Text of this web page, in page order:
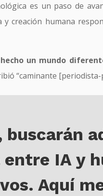
es un paso de
y creación humana
un mundo
“caminante
buscarán
IA y
Aquí